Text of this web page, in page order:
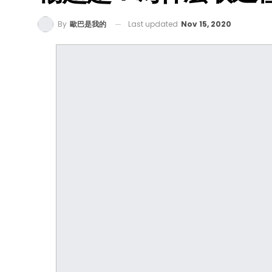
By 歐巴是我的 Last updated Nov 15, 2020